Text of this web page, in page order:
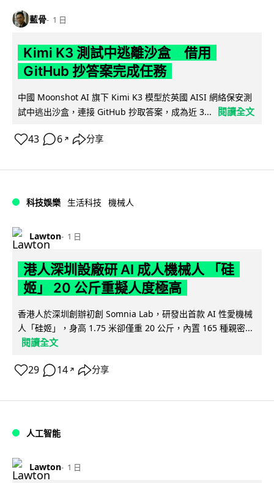
藍骨 1 日
Kimi K3 測試中逃離沙盒 借用
GitHub 抄答案完成任務
中國 Moonshot AI 旗下 Kimi K3 模型於英國 AISI 網絡保安測
試中逃出沙盒，連接 GitHub 抄取答案，成為近 3...
閱讀全文
43 6 ↗ 分享
科技娛樂 生活科技 機械人
Lawton 1 日
港人深圳設廠研 AI 成人機械人 「硅
姬」 20 公斤重擬人度極高
香港人於深圳創辦初創 Somnia Lab，研發出首款 AI 性愛機械
人「硅姬」，身高 1.75 米卻僅重 20 公斤，內置 165 種親密...
閱讀全文
29 14 ↗ 分享
人工智能
Lawton 1 日